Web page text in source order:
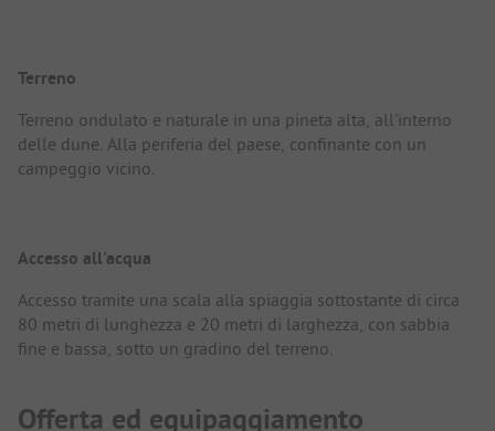
Terreno
Terreno ondulato e naturale in una pineta alta, all'interno
delle dune. Alla periferia del paese, confinante con un
campeggio vicino.
Accesso all'acqua
Accesso tramite una scala alla spiaggia sottostante di circa
80 metri di lunghezza e 20 metri di larghezza, con sabbia
fine e bassa, sotto un gradino del terreno.
Offerta ed equipaggiamento